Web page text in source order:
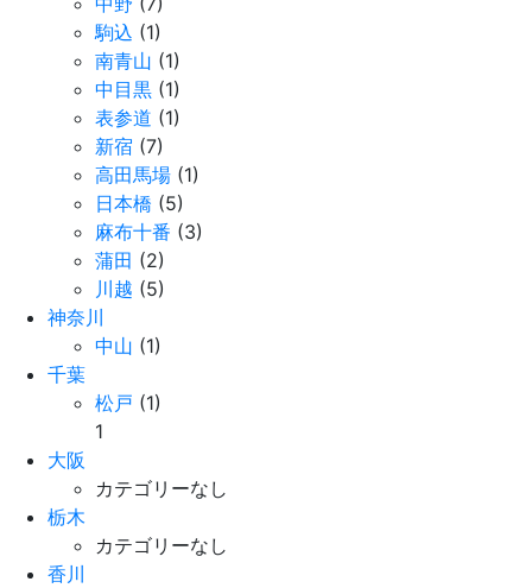
駒込 (1)
南青山 (1)
中目黒 (1)
表参道 (1)
新宿 (7)
高田馬場 (1)
日本橋 (5)
麻布十番 (3)
蒲田 (2)
川越 (5)
神奈川
中山 (1)
千葉
松戸 (1)
1
大阪
カテゴリーなし
栃木
カテゴリーなし
香川